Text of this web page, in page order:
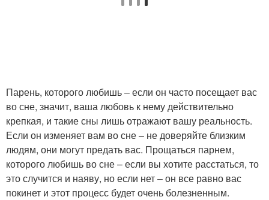
Парень, которого любишь – если он часто посещает вас
во сне, значит, ваша любовь к нему действительно
крепкая, и такие сны лишь отражают вашу реальность.
Если он изменяет вам во сне – не доверяйте близким
людям, они могут предать вас. Прощаться парнем,
которого любишь во сне – если вы хотите расстаться, то
это случится и наяву, но если нет – он все равно вас
покинет и этот процесс будет очень болезненным.